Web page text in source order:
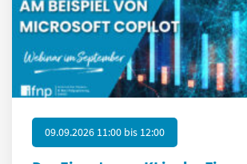
09.09.2026 11:00 bis 12:00